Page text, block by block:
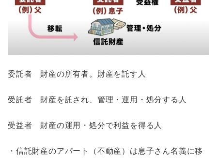
委託者 財産の所有者。財産を託す人
受託者 財産を託され、管理・運用・処分する人
受益者 財産の運用・処分で利益を得る人
・信託財産のアパート（不動産）は息子さん名義に移